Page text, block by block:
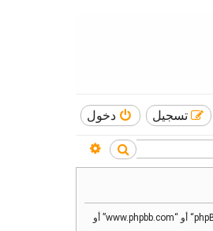
دخول تسجيل
بحث
هذه الاتفاقية توضع تفاصيل كيف تستعمل ”منتدى العنقاء“ وأية شركات تابعة لها (مشار إليها بـ ”نحن“ أو ”منتدى العنقاء“ أو ”https://alankaa.com/forum“) و phpBB (مشار إليها بـ ”هم“, أو ”phpBB software“ أو “www.phpbb.com” أو